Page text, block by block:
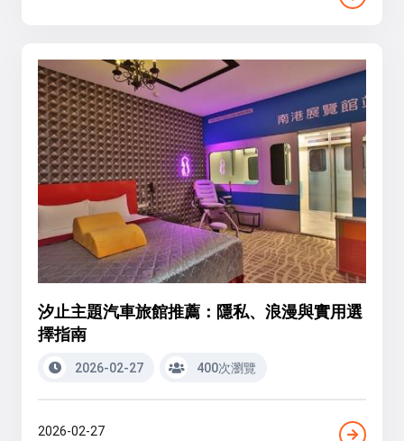
汐止主題汽車旅館推薦：隱私、浪漫與實用選
擇指南
2026-02-27 400次瀏覽
2026-02-27